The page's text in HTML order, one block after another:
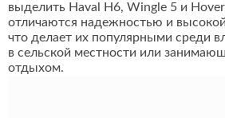
выделить Haval H6, Wingle 5 и
отличаются надежностью и
что делает их популярными среди
в сельской местности или
отдыхом.